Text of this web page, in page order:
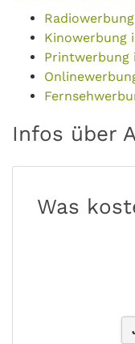
Kinowerbung
Printwerbung
Infos über
Was